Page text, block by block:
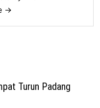
→
Turun Padang